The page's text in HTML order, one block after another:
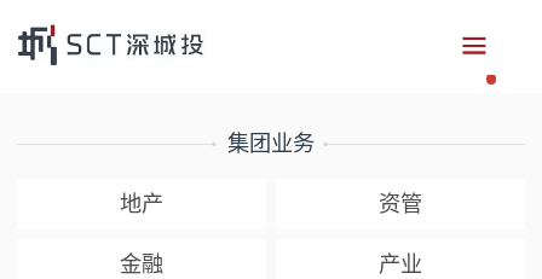
集团业务
地产 资管
金融 产业